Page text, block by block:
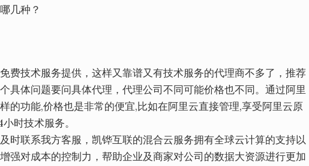
几种？
费技术服务提供，这样又靠谱又有技术服务的代理商不多了，推荐
具体问题要问具体代理，代理公司不同可能价格也不同。通过阿里
的功能,价格也是非常的便宜,比如在阿里云直接管理,享受阿里云原
时技术服务。
时联系我方客服，凯铧互联的混合云服务拥有全球云计算的支持以
强对成本的控制力，帮助企业及商家对公司的数据大资源进行更加